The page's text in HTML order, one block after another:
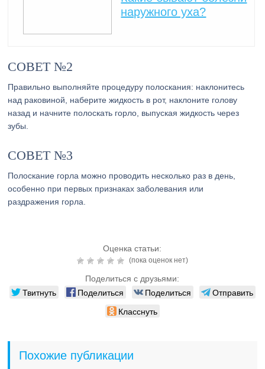
наружного уха?
СОВЕТ №2
Правильно выполняйте процедуру полоскания: наклонитесь
над раковиной, наберите жидкость в рот, наклоните голову
назад и начните полоскать горло, выпуская жидкость через
зубы.
СОВЕТ №3
Полоскание горла можно проводить несколько раз в день,
особенно при первых признаках заболевания или
раздражения горла.
Оценка статьи:
(пока оценок нет)
Поделиться с друзьями:
Твитнуть Поделиться Поделиться
Отправить
Класснуть
Похожие публикации